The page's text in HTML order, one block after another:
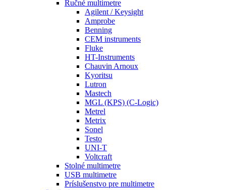
Ručné multimetre
Agilent / Keysight
Amprobe
Benning
CEM instruments
Fluke
HT-Instruments
Chauvin Arnoux
Kyoritsu
Lutron
Mastech
MGL (KPS) (C-Logic)
Metrel
Metrix
Sonel
Testo
UNI-T
Voltcraft
Stolné multimetre
USB multimetre
Príslušenstvo pre multimetre